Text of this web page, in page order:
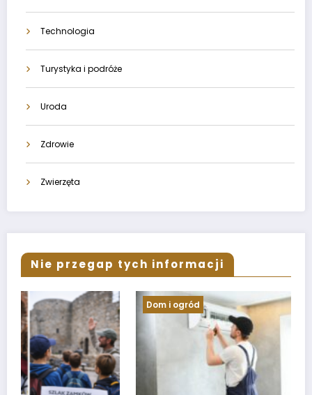
Technologia
Turystyka i podróże
Uroda
Zdrowie
Zwierzęta
Nie przegap tych informacji
Dom i ogród